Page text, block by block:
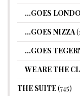
…GOES
…GOES NIZZA
…GOES
WE ARE THE
THE SUITE(745)